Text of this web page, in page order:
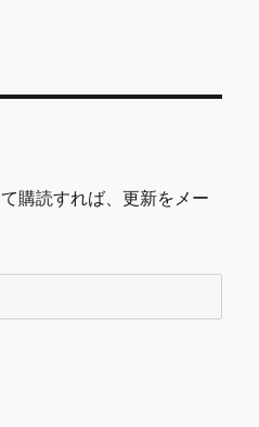
購読すれば、更新をメー